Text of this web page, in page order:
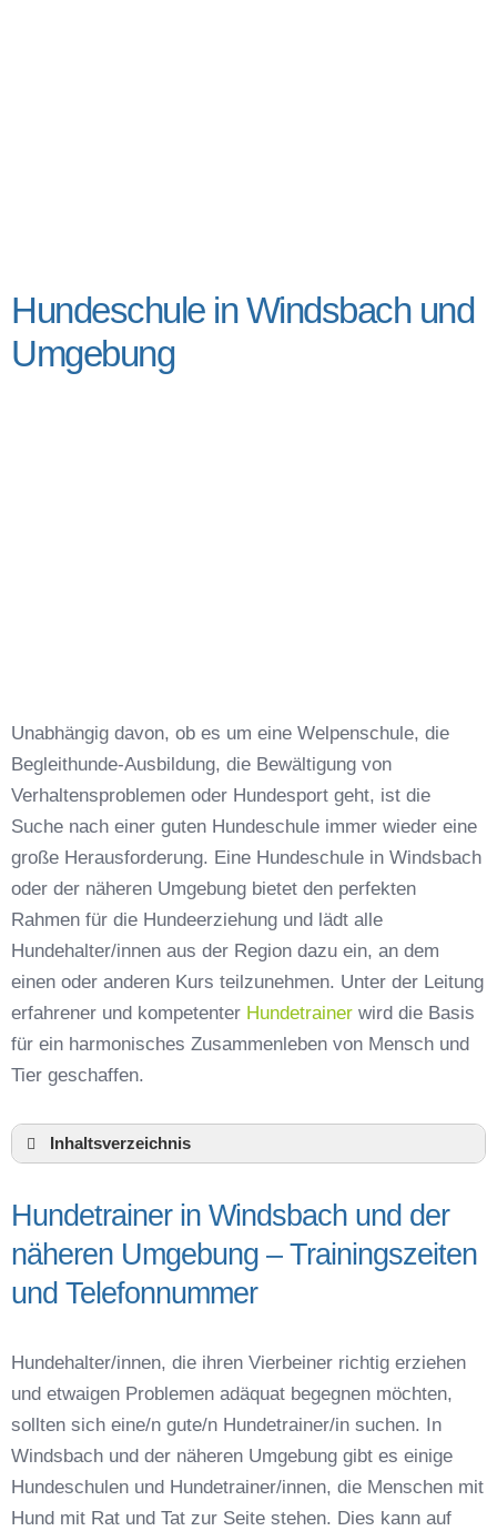
Hundeschule in Windsbach und
Umgebung
Unabhängig davon, ob es um eine Welpenschule, die
Begleithunde-Ausbildung, die Bewältigung von
Verhaltensproblemen oder Hundesport geht, ist die
Suche nach einer guten Hundeschule immer wieder eine
große Herausforderung. Eine Hundeschule in Windsbach
oder der näheren Umgebung bietet den perfekten
Rahmen für die Hundeerziehung und lädt alle
Hundehalter/innen aus der Region dazu ein, an dem
einen oder anderen Kurs teilzunehmen. Unter der Leitung
erfahrener und kompetenter Hundetrainer wird die Basis
für ein harmonisches Zusammenleben von Mensch und
Tier geschaffen.
Inhaltsverzeichnis
Hundetrainer in Windsbach und der näheren
Telefonnummer
Das macht einen guten Hundetrainer aus
Hundetrainer Ausbildung in Windsbach oder
online
Hundezubehör für das Training und
Hundespielzeug zur Beschäftigung
Preisvergleich der Hundeschulen in Windsbach
Hundeschulen vs. Hundesportvereine in
Hundetrainer in Windsbach und der
näheren Umgebung – Trainingszeiten
und Telefonnummer
Hundehalter/innen, die ihren Vierbeiner richtig erziehen
und etwaigen Problemen adäquat begegnen möchten,
sollten sich eine/n gute/n Hundetrainer/in suchen. In
Windsbach und der näheren Umgebung gibt es einige
Hundeschulen und Hundetrainer/innen, die Menschen mit
Hund mit Rat und Tat zur Seite stehen. Dies kann auf